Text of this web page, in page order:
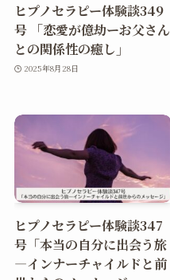
ヒプノセラピー体験談349
号 「恋愛が億劫ーお父さん
との関係性の癒し」
2025年8月28日
ヒプノセラピー体験談347
号「本当の自分に出会う旅
―インナーチャイルドと前